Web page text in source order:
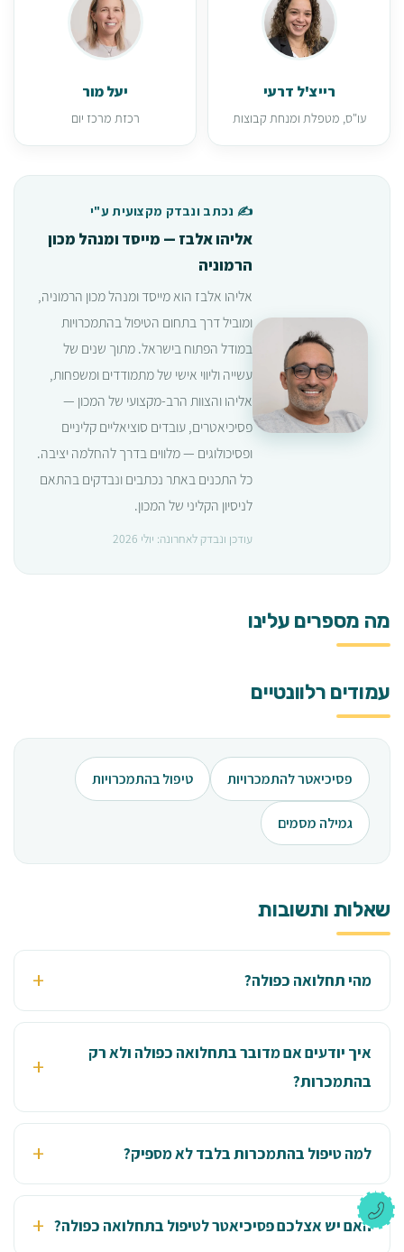
רייצ'ל דרעי
עו"ס, מטפלת ומנחת קבוצות
יעל מור
רכזת מרכז יום
✍️ נכתב ונבדק מקצועית ע"י
אליהו אלבז — מייסד ומנהל מכון
הרמוניה
אליהו אלבז הוא מייסד ומנהל מכון הרמוניה,
ומוביל דרך בתחום הטיפול בהתמכרויות
במודל הפתוח בישראל. מתוך שנים של
עשייה וליווי אישי של מתמודדים ומשפחות,
אליהו והצוות הרב-מקצועי של המכון —
פסיכיאטרים, עובדים סוציאליים קליניים
ופסיכולוגים — מלווים בדרך להחלמה יציבה.
כל התכנים באתר נכתבים ונבדקים בהתאם
לניסיון הקליני של המכון.
עודכן ונבדק לאחרונה: יולי 2026
מה מספרים עלינו
עמודים רלוונטיים
פסיכיאטר להתמכרויות טיפול בהתמכרויות
גמילה מסמים
שאלות ותשובות
מהי תחלואה כפולה?
איך יודעים אם מדובר בתחלואה כפולה ולא רק
בהתמכרות?
למה טיפול בהתמכרות בלבד לא מספיק?
האם יש אצלכם פסיכיאטר לטיפול בתחלואה כפולה?